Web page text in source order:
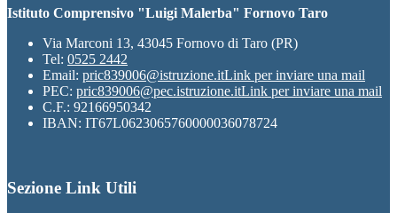
Istituto Comprensivo "Luigi Malerba" Fornovo Taro
Via Marconi 13, 43045 Fornovo di Taro (PR)
Tel: 0525 2442
Email: pric839006@istruzione.itLink per inviare una mail
PEC: pric839006@pec.istruzione.itLink per inviare una mail
C.F.: 92166950342
IBAN: IT67L0623065760000036078724
Sezione Link Utili